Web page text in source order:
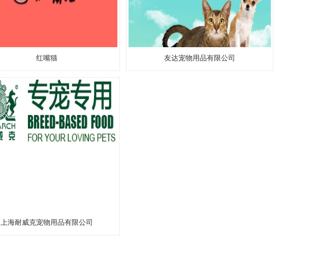
红嘴猫 友达宠物用品有限公司
上海耐威克宠物用品有限公司